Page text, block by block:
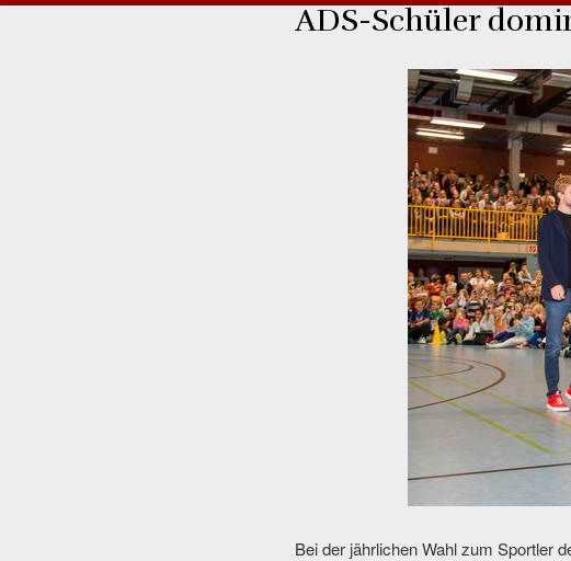
ADS-Schüler
Bei der jährlichen Wahl zum Sportler